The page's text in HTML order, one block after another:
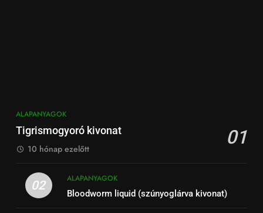
ALAPANYAGOK
Tigrismogyoró kivonat 01
10 hónap ezelőtt
02
ALAPANYAGOK
Bloodworm liquid (szúnyoglárva kivonat)